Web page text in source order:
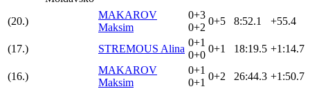
(20.)
MAKAROV
Maksim
0+3
0+2
0+5 8:52.1 +55.4
(17.) STREMOUS Alina
0+1
0+0
0+1 18:19.5 +1:14.7
(16.)
MAKAROV
Maksim
0+1
0+1
0+2 26:44.3 +1:50.7